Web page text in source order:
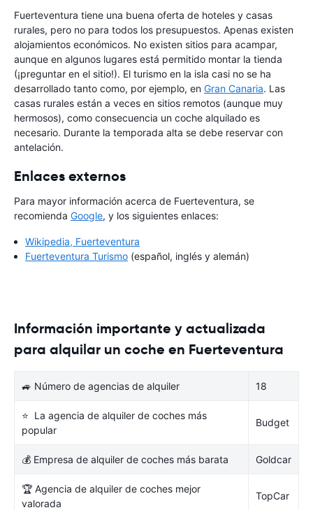
Fuerteventura tiene una buena oferta de hoteles y casas
rurales, pero no para todos los presupuestos. Apenas existen
alojamientos económicos. No existen sitios para acampar,
aunque en algunos lugares está permitido montar la tienda
(¡preguntar en el sitio!). El turismo en la isla casi no se ha
desarrollado tanto como, por ejemplo, en Gran Canaria. Las
casas rurales están a veces en sitios remotos (aunque muy
hermosos), como consecuencia un coche alquilado es
necesario. Durante la temporada alta se debe reservar con
antelación.
Enlaces externos
Para mayor información acerca de Fuerteventura, se
recomienda Google, y los siguientes enlaces:
Wikipedia, Fuerteventura
Fuerteventura Turismo (español, inglés y alemán)
Información importante y actualizada
para alquilar un coche en Fuerteventura
🚙 Número de agencias de alquiler 18
⭐ La agencia de alquiler de coches más
popular
Budget
💰 Empresa de alquiler de coches más barata Goldcar
🏆 Agencia de alquiler de coches mejor
valorada
TopCar